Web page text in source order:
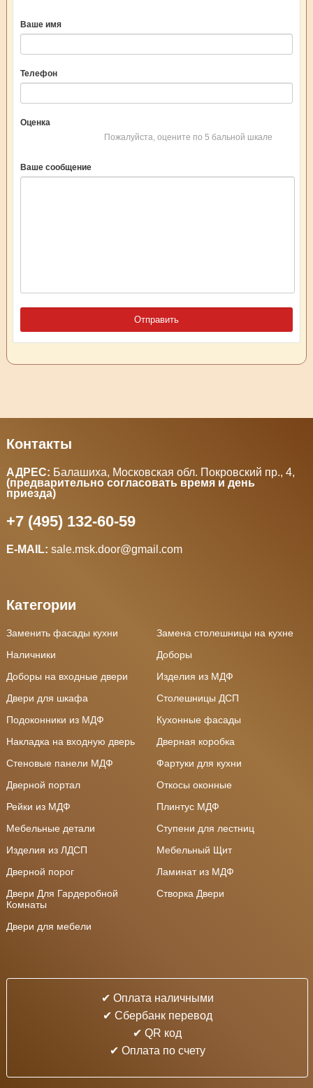
Ваше имя
Телефон
Оценка
Пожалуйста, оцените по 5 бальной шкале
Ваше сообщение
Контакты
АДРЕС: Балашиха, Московская обл. Покровский пр., 4,
(предварительно согласовать время и день
приезда)
+7 (495) 132-60-59
E-MAIL: sale.msk.door@gmail.com
Категории
Заменить фасады кухни
Замена столешницы на кухне
Наличники
Доборы
Доборы на входные двери
Изделия из МДФ
Двери для шкафа
Столешницы ДСП
Подоконники из МДФ
Кухонные фасады
Накладка на входную дверь
Дверная коробка
Стеновые панели МДФ
Фартуки для кухни
Дверной портал
Откосы оконные
Рейки из МДФ
Плинтус МДФ
Мебельные детали
Ступени для лестниц
Изделия из ЛДСП
Мебельный Щит
Дверной порог
Ламинат из МДФ
Двери Для Гардеробной
Комнаты
Створка Двери
Двери для мебели
✔ Оплата наличными
✔ Cбербанк перевод
✔ QR код
✔ Оплата по счету